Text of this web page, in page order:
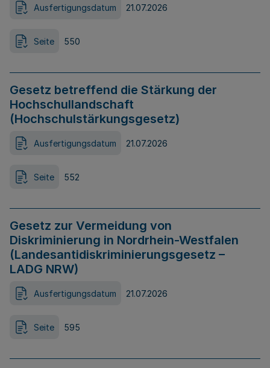
Ausfertigungsdatum 21.07.2026
Seite 550
Gesetz betreffend die Stärkung der
Hochschullandschaft
(Hochschulstärkungsgesetz)
Ausfertigungsdatum 21.07.2026
Seite 552
Gesetz zur Vermeidung von
Diskriminierung in Nordrhein-Westfalen
(Landesantidiskriminierungsgesetz –
LADG NRW)
Ausfertigungsdatum 21.07.2026
Seite 595